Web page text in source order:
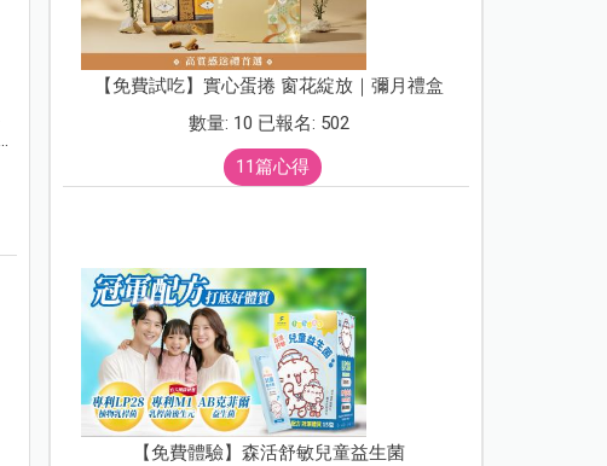
【免費試吃】實心蛋捲 窗花綻放｜彌月禮盒
數量: 10 已報名: 502
11篇心得
【免費體驗】森活舒敏兒童益生菌